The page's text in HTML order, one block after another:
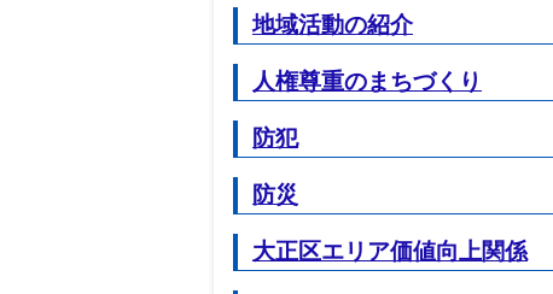
地域活動の紹介
人権尊重のまちづくり
防犯
防災
大正区エリア価値向上関係